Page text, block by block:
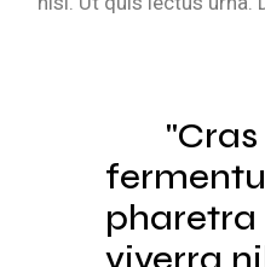
Cras
pharetra
viverra